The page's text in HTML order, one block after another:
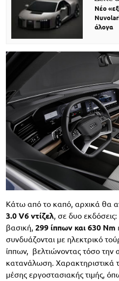
Νέο
άλογα
Κάτω από το καπό, αρχικά θα
3.0 V6 ντίζελ, σε δυο εκδόσεις:
βασική, 299 ίππων και 630 Nm
συνδυάζονται με ηλεκτρικό
ίππων, βελτιώνοντας τόσο την
κατανάλωση. Χαρακτηριστικά
μέσης εργοστασιακής τιμής,